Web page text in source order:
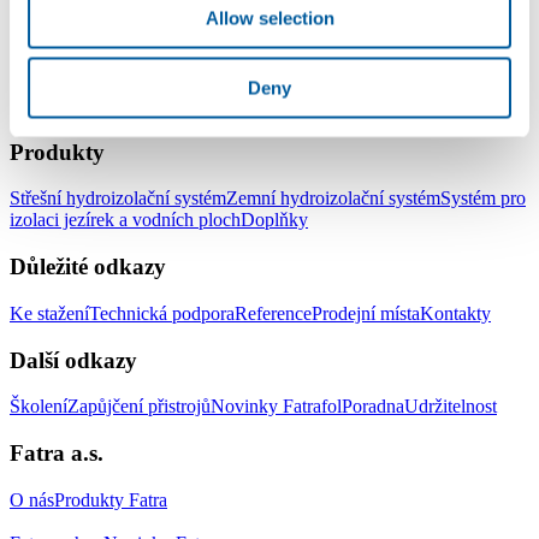
Allow selection
Deny
Produkty
Střešní hydroizolační systémZemní hydroizolační systémSystém pro
izolaci jezírek a vodních plochDoplňky
Důležité odkazy
Ke staženíTechnická podporaReferenceProdejní místaKontakty
Další odkazy
ŠkoleníZapůjčení přistrojůNovinky FatrafolPoradnaUdržitelnost
Fatra a.s.
O násProdukty Fatra